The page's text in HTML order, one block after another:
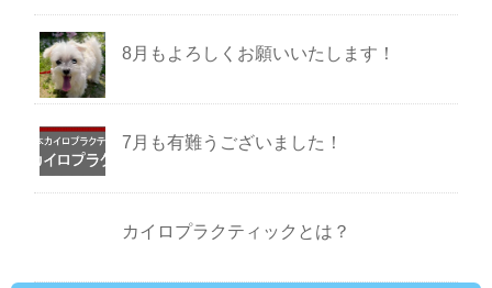
8月もよろしくお願いいたします！
7月も有難うございました！
カイロプラクティックとは？